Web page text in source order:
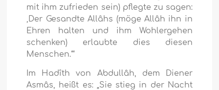
mit ihm zufrieden sein) pflegte zu sagen:
‚Der Gesandte Allâhs (möge Allâh ihn in
Ehren halten und ihm Wohlergehen
schenken) erlaubte dies diesen
Menschen.‘“
Im Hadîth von Abdullâh, dem Diener
Asmâs, heißt es: „Sie stieg in der Nacht